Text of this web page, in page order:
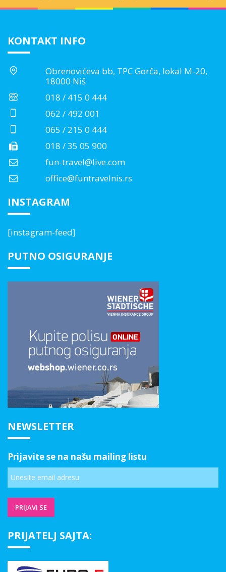
KONTAKT INFO
Obrenovićeva bb, TPC Gorča, lokal M-20,
18000 Niš
018 / 415 0 444
062 / 492 001
065 / 215 0 444
018 / 35 05 900
fun-travel@live.com
office@funtravelnis.rs
INSTAGRAM
[instagram-feed]
PUTNO OSIGURANJE
NEWSLETTER
Prijavite se na našu mailing listu
PRIJATELJ SAJTA: